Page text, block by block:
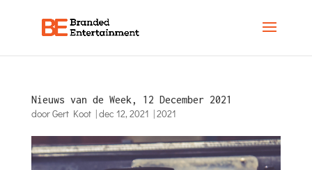
Nieuws van de Week, 12 December 2021
doorGert Koot|dec 12, 2021 |2021